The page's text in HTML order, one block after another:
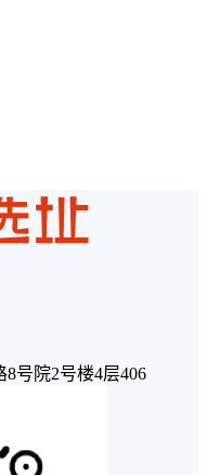
号院2号楼4层406